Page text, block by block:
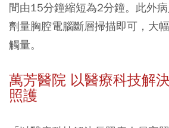
間由15分鐘縮短為2分鐘。此外
劑量胸腔電腦斷層掃描即可，大
觸量。
萬芳醫院 以醫療科技解
照護